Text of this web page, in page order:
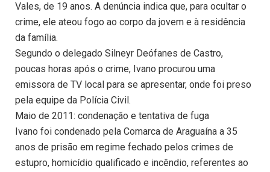
Vales, de 19 anos. A denúncia indica que, para ocultar o
crime, ele ateou fogo ao corpo da jovem e à residência
da família.
Segundo o delegado Silneyr Deófanes de Castro,
poucas horas após o crime, Ivano procurou uma
emissora de TV local para se apresentar, onde foi preso
pela equipe da Polícia Civil.
Maio de 2011: condenação e tentativa de fuga
Ivano foi condenado pela Comarca de Araguaína a 35
anos de prisão em regime fechado pelos crimes de
estupro, homicídio qualificado e incêndio, referentes ao